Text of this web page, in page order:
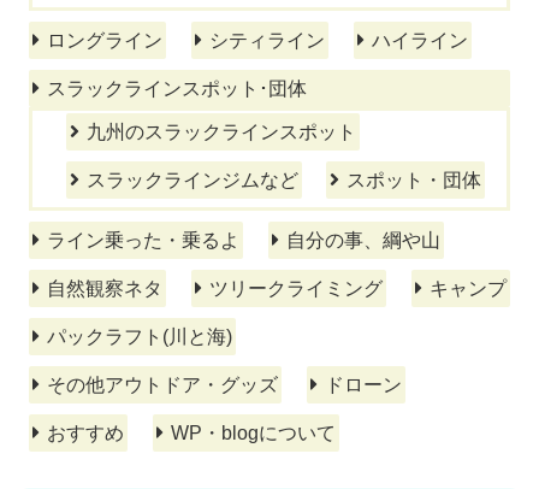
ロングライン シティライン ハイライン
スラックラインスポット･団体
九州のスラックラインスポット
スラックラインジムなど スポット・団体
ライン乗った・乗るよ 自分の事、綱や山
自然観察ネタ ツリークライミング キャンプ
パックラフト(川と海)
その他アウトドア・グッズ ドローン
おすすめ WP・blogについて